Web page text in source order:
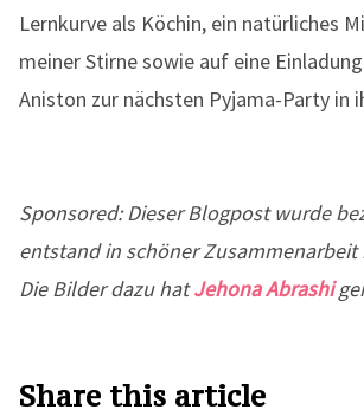
Lernkurve als Köchin, ein natürliches
meiner Stirne sowie auf eine
Aniston zur nächsten Pyjama-Party in
Sponsored: Dieser Blogpost wurde
entstand in schöner
Die Bilder dazu hatJehona Abrashi
Share this article